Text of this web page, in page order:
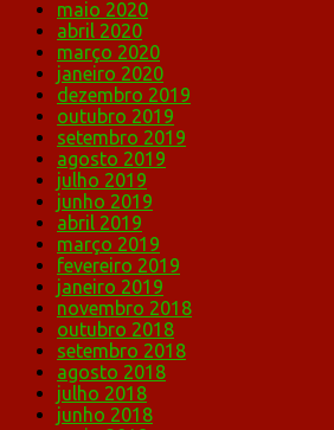
maio 2020
abril 2020
março 2020
janeiro 2020
dezembro 2019
outubro 2019
setembro 2019
agosto 2019
julho 2019
junho 2019
abril 2019
março 2019
fevereiro 2019
janeiro 2019
novembro 2018
outubro 2018
setembro 2018
agosto 2018
julho 2018
junho 2018